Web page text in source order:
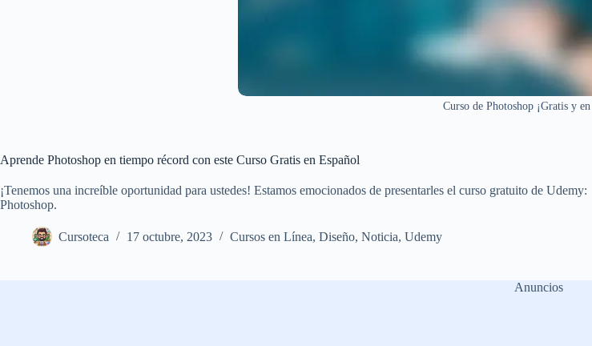
Curso de Photoshop ¡Gratis y
Aprende Photoshop en tiempo récord con este Curso Gratis en Español
¡Tenemos una increíble oportunidad para ustedes! Estamos emocionados de presentarles el curso gratuito de Udemy:
Photoshop.
Cursoteca 17 octubre, 2023 Cursos en Línea, Diseño, Noticia, Udemy
Anuncios